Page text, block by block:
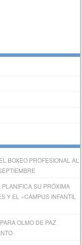
BOXEO PROFESIONAL AL
SU PRÓXIMA
Y EL «CAMPUS INFANTIL
OLMO DE PAZ